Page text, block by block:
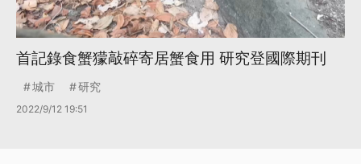
首記錄食蟹獴敲碎寄居蟹食用 研究登國際期刊
城市 研究
2022/9/12 19:51